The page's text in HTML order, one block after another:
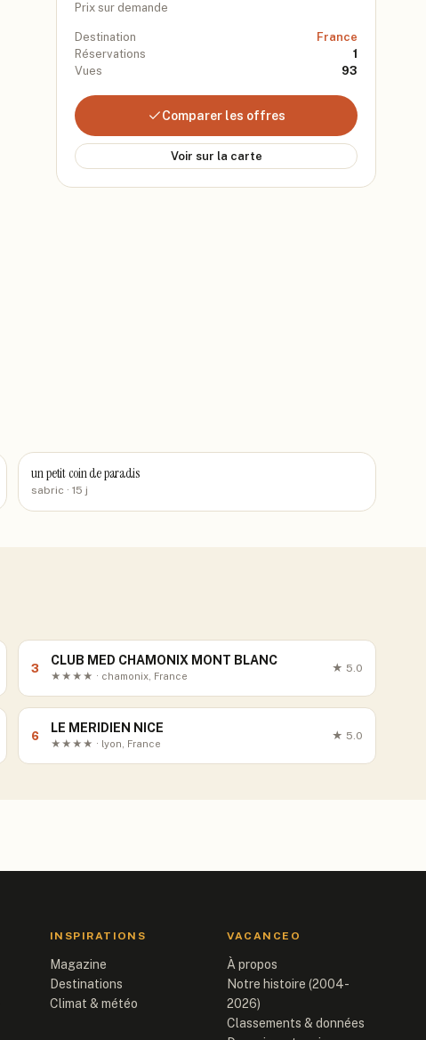
Prix sur demande
Destination
France
Réservations
1
Vues
93
Comparer les offres
Voir sur la carte
un petit coin de paradis
sabric · 15 j
3
CLUB MED CHAMONIX MONT BLANC
★★★★ · chamonix, France
★ 5.0
6
LE MERIDIEN NICE
★★★★ · lyon, France
★ 5.0
INSPIRATIONS
Magazine
Destinations
Climat & météo
VACANCEO
À propos
Notre histoire (2004-
2026)
Classements & données